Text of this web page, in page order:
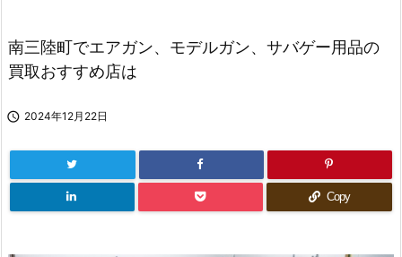
南三陸町でエアガン、モデルガン、サバゲー用品の
買取おすすめ店は
 2024年12月22日
Copy